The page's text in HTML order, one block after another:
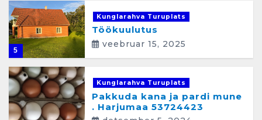
5
Kunglarahva Turuplats
Töökuulutus
veebruar 15, 2025
Kunglarahva Turuplats
Pakkuda kana ja pardi mune
. Harjumaa 53724423